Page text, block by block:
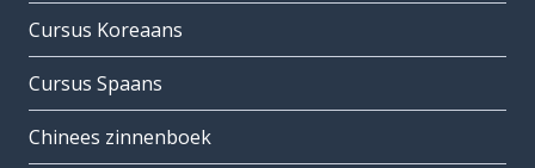
Cursus Koreaans
Cursus Spaans
Chinees zinnenboek